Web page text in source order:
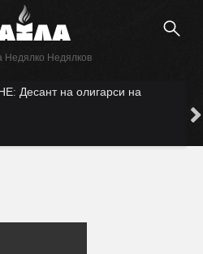
Недялко Недялков
Десант на олигарси на